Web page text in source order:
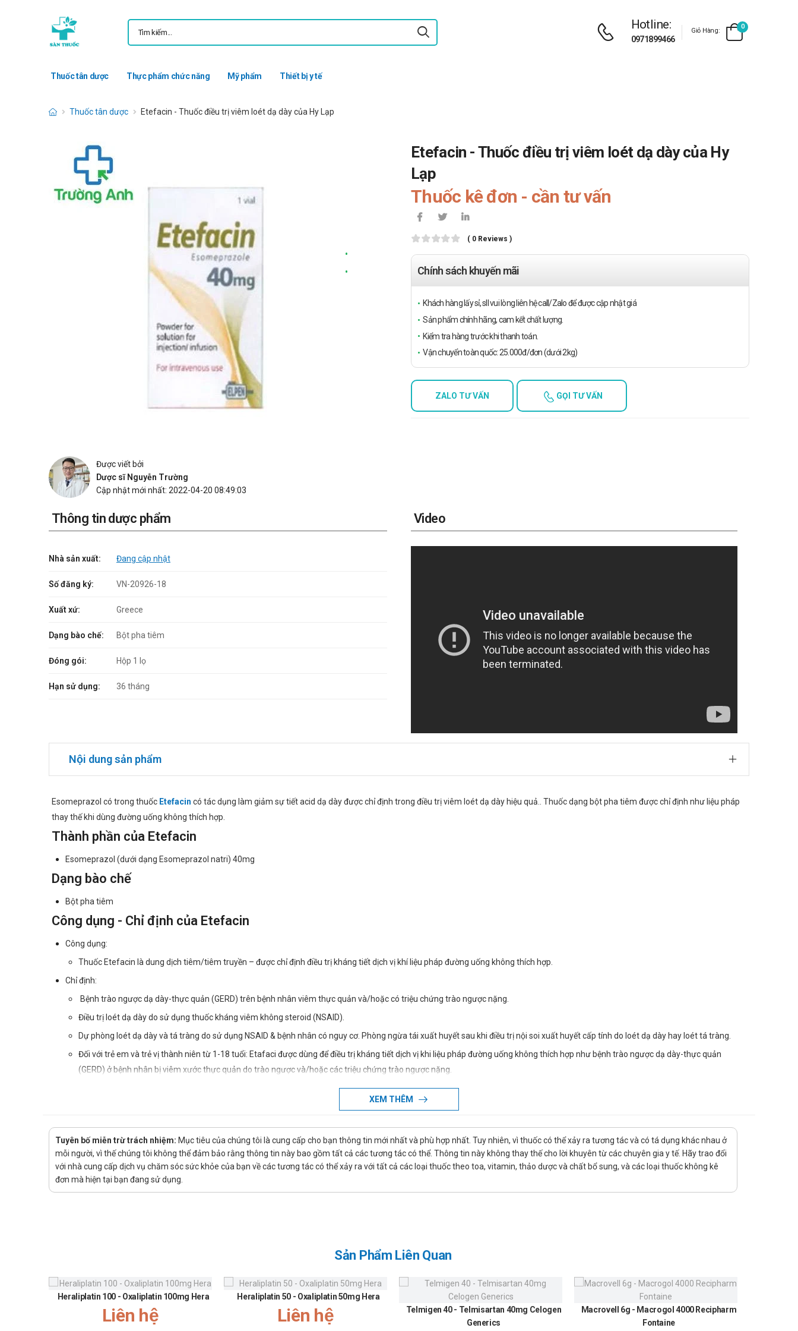
Hotline:
0971899466
Giỏ Hàng:
0
Thuốc tân dược Thực phẩm chức năng Mỹ phẩm Thiết bị y tế
Thuốc tân dược Etefacin - Thuốc điều trị viêm loét dạ dày của Hy Lạp
Etefacin - Thuốc điều trị viêm loét dạ dày của Hy
Lạp
Thuốc kê đơn - cần tư vấn
( 0 Reviews )
Chính sách khuyến mãi
Khách hàng lấy sỉ, sll vui lòng liên hệ call/Zalo để được cập nhật giá
Sản phẩm chính hãng, cam kết chất lượng.
Kiểm tra hàng trước khi thanh toán.
Vận chuyển toàn quốc: 25.000đ/đơn (dưới 2kg)
ZALO TƯ VẤN GỌI TƯ VẤN
Được viết bởi
Dược sĩ Nguyễn Trường
Cập nhật mới nhất: 2022-04-20 08:49:03
Thông tin dược phẩm
Nhà sản xuất: Đang cập nhật
Số đăng ký: VN-20926-18
Xuất xứ: Greece
Dạng bào chế: Bột pha tiêm
Đóng gói: Hộp 1 lọ
Hạn sử dụng: 36 tháng
Video
Nội dung sản phẩm
Esomeprazol có trong thuốc Etefacin có tác dụng làm giảm sự tiết acid dạ dày được chỉ định trong điều trị viêm loét dạ dày hiệu quả.. Thuốc dạng bột pha tiêm được chỉ định như liệu pháp
thay thế khi dùng đường uống không thích hợp.
Thành phần của Etefacin
Esomeprazol (dưới dạng Esomeprazol natri) 40mg
Dạng bào chế
Bột pha tiêm
Công dụng - Chỉ định của Etefacin
Công dụng:
Thuốc Etefacin là dung dịch tiêm/tiêm truyền – được chỉ định điều trị kháng tiết dịch vị khí liệu pháp đường uống không thích hợp.
Chỉ định:
Bệnh trào ngược dạ dày-thực quản (GERD) trên bệnh nhân viêm thực quản và/hoặc có triệu chứng trào ngược nặng.
Điều trị loét dạ dày do sử dụng thuốc kháng viêm không steroid (NSAID).
Dự phòng loét dạ dày và tá tràng do sử dụng NSAID & bệnh nhân có nguy cơ. Phòng ngừa tái xuất huyết sau khi điều trị nội soi xuất huyết cấp tính do loét dạ dày hay loét tá tràng.
Đối với trẻ em và trẻ vị thành niên từ 1-18 tuổi: Etafaci được dùng để điều trị kháng tiết dịch vị khi liệu pháp đường uống không thích hợp như bệnh trào ngược dạ dày-thực quản
(GERD) ở bệnh nhân bị viêm xước thực quản do trào ngược và/hoặc các triệu chứng trào ngược nặng.
Thuốc được bào chế dạng bột pha dùng để tiêm truyền
Liều dùng:
Trào ngược dạ dày - thực quản nặng: mỗi ngày 1 lần 40 mg.
Trào ngược triệu chứng không có viêm thực quản: mỗi ngày 1 lần 20 mg.
Lưu ý khi sử dụng cho một số đối tượng đặc biệt:
Dùng cho phụ nữ có thai và cho con bú: Thận trọng khi sử dụng cho phụ nữ mang thai và cho con bú.
Người lái xe: Thận trọng khi sử dụng cho đối tượng lái xe và vận hành máy móc nặng, do có thể gây ra cảm giác chóng mặt, mất điều hòa,..
XEM THÊM
Tuyên bố miễn trừ trách nhiệm: Mục tiêu của chúng tôi là cung cấp cho bạn thông tin mới nhất và phù hợp nhất. Tuy nhiên, vì thuốc có thể xảy ra tương tác và có tá dụng khác nhau ở
mỗi người, vì thế chúng tôi không thể đảm bảo rằng thông tin này bao gồm tất cả các tương tác có thể. Thông tin này không thay thế cho lời khuyên từ các chuyên gia y tế. Hãy trao đổi
với nhà cung cấp dịch vụ chăm sóc sức khỏe của bạn về các tương tác có thể xảy ra với tất cả các loại thuốc theo toa, vitamin, thảo dược và chất bổ sung, và các loại thuốc không kê
đơn mà hiện tại bạn đang sử dụng.
Sản Phẩm Liên Quan
Heraliplatin 100 - Oxaliplatin 100mg Hera
Liên hệ
Heraliplatin 50 - Oxaliplatin 50mg Hera
Liên hệ
Telmigen 40 - Telmisartan 40mg Celogen
Generics
Macrovell 6g - Macrogol 4000 Recipharm
Fontaine